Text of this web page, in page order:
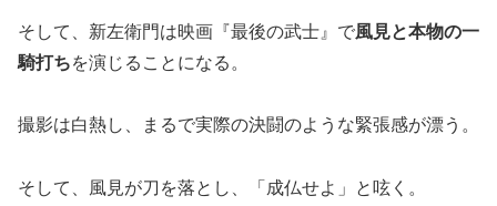
そして、新左衛門は映画『最後の武士』で風見と本物の一
騎打ちを演じることになる。
撮影は白熱し、まるで実際の決闘のような緊張感が漂う。
そして、風見が刀を落とし、「成仏せよ」と呟く。